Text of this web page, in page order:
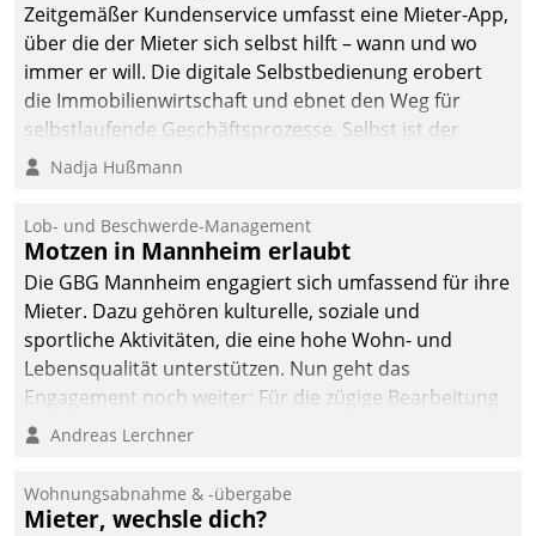
Zeitgemäßer Kundenservice umfasst eine Mieter-App,
über die der Mieter sich selbst hilft – wann und wo
immer er will. Die digitale Selbstbedienung erobert
die Immobilienwirtschaft und ebnet den Weg für
selbstlaufende Geschäftsprozesse. Selbst ist der
Kunde und smart der Serviceanbieter.
Nadja Hußmann
Lob- und Beschwerde-Management
Motzen in Mannheim erlaubt
Die GBG Mannheim engagiert sich umfassend für ihre
Mieter. Dazu gehören kulturelle, soziale und
sportliche Aktivitäten, die eine hohe Wohn- und
Lebensqualität unterstützen. Nun geht das
Engagement noch weiter: Für die zügige Bearbeitung
von Beschwerden – oder Lob – richtet das
und Beschwerde-Management einen eigenen Kanal
ein.
Andreas Lerchner
Wohnungsabnahme & -übergabe
Mieter, wechsle dich?